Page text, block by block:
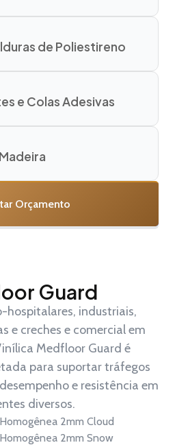
de Poliestireno
e Colas Adesivas
Madeira
Orçamento
Guard
hospitalares, industriais,
e creches e comercial em
Medfloor Guard é
para suportar tráfegos
e resistência em
diversos.
2mm Cloud
2mm Snow